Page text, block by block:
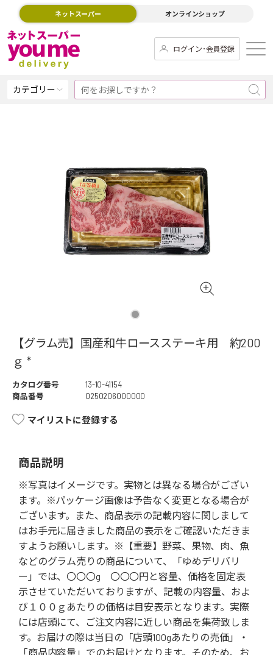
ネットスーパー オンラインショップ
ログイン･会員登録
カテゴリー
【グラム売】国産和牛ロースステーキ用 約200
ｇ *
カタログ番号
13-10-41154
商品番号
0250206000000
マイリストに登録する
商品説明
※写真はイメージです。実物とは異なる場合がござい
ます。※パッケージ画像は予告なく変更となる場合が
ございます。また、商品表示の記載内容に関しまして
はお手元に届きました商品の表示をご確認いただきま
すようお願いします。※【重要】野菜、果物、肉、魚
などのグラム売りの商品について、「ゆめデリバリ
ー」では、〇〇〇g 〇〇〇円と容量、価格を固定表
示させていただいておりますが、記載の内容量、およ
び１００ｇあたりの価格は目安表示となります。実際
には店頭にて、ご注文内容に近しい商品を集荷致しま
す。お届けの際は当日の「店頭100gあたりの売価」・
「商品内容量」でのお届けとなります。そのため、お